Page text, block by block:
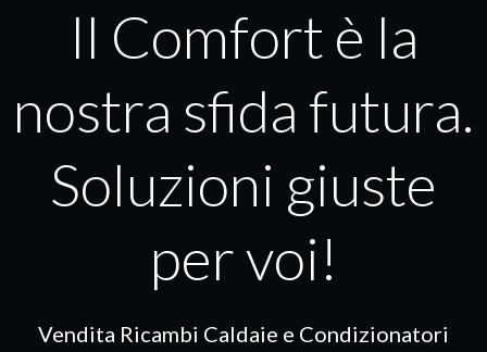
Il Comfort è la
nostra sfida futura.
Soluzioni giuste
per voi!
Vendita Ricambi Caldaie e Condizionatori